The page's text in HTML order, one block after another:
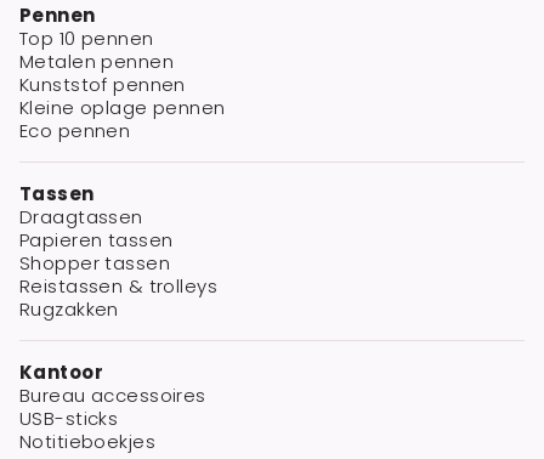
Pennen
Top 10 pennen
Metalen pennen
Kunststof pennen
Kleine oplage pennen
Eco pennen
Tassen
Draagtassen
Papieren tassen
Shopper tassen
Reistassen & trolleys
Rugzakken
Kantoor
Bureau accessoires
USB-sticks
Notitieboekjes